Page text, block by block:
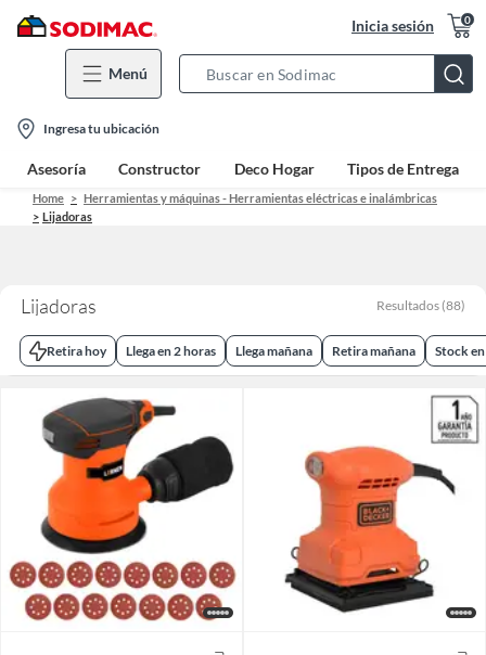
Inicia sesión 0
Menú
Bar
location-
icon
Ingresa tu ubicación
Asesoría Constructor Deco Hogar Tipos de Entrega
Home
Herramientas y máquinas - Herramientas eléctricas e inalámbricas
Lijadoras
Lijadoras Resultados (88)
Retira hoy Llega en 2 horas Llega mañana Retira mañana Stock